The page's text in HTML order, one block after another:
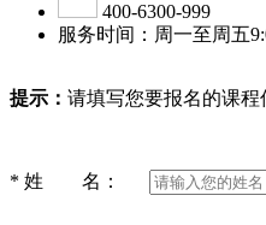
400-6300-999
服务时间：周一至周五
提示： 请填写您要报名的课程
* 姓 名：